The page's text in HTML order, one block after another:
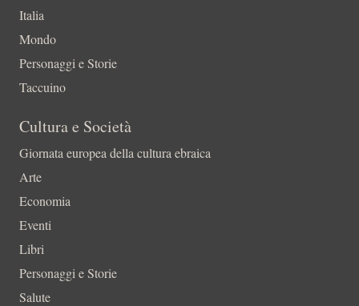
Italia
Mondo
Personaggi e Storie
Taccuino
Cultura e Società
Giornata europea della cultura ebraica
Arte
Economia
Eventi
Libri
Personaggi e Storie
Salute